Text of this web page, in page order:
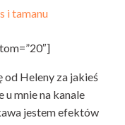
i tamanu
od Heleny za jakieś
u mnie na kanale
jestem efektów